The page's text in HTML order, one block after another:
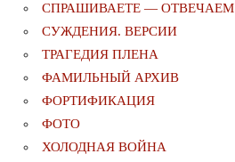
СПРАШИВАЕТЕ — ОТВЕЧАЕМ
СУЖДЕНИЯ. ВЕРСИИ
ТРАГЕДИЯ ПЛЕНА
ФАМИЛЬНЫЙ АРХИВ
ФОРТИФИКАЦИЯ
ФОТО
ХОЛОДНАЯ ВОЙНА